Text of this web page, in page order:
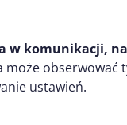
w komunikacji,
może obserwować
ustawień.